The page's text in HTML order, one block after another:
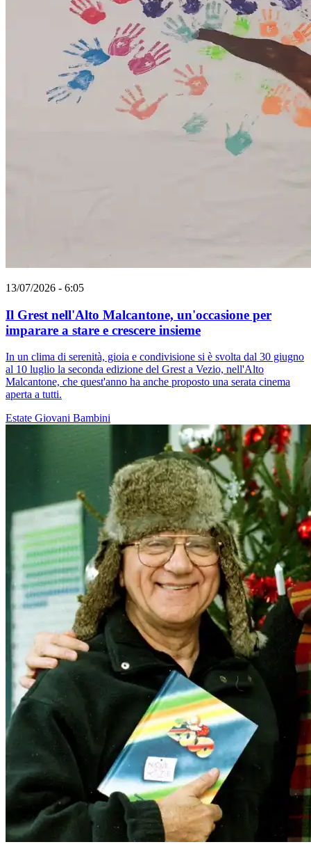
13/07/2026 - 6:05
Il Grest nell'Alto Malcantone, un'occasione per
imparare a stare e crescere insieme
In un clima di serenità, gioia e condivisione si è svolta dal 30 giugno
al 10 luglio la seconda edizione del Grest a Vezio, nell'Alto
Malcantone, che quest'anno ha anche proposto una serata cinema
aperta a tutti.
Estate Giovani Bambini